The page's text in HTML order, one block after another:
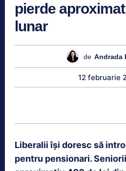
pierde
lunar
de Andrada
12 februarie
Liberalii își doresc să
pentru pensionari.